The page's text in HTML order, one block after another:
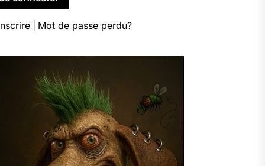
Mot de passe perdu?